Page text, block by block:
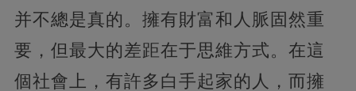
并不總是真的。擁有財富和人脈固然重
要，但最大的差距在于思維方式。在這
個社會上，有許多白手起家的人，而擁